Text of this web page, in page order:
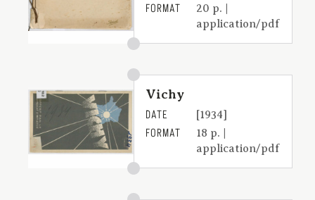
FORMAT
20 p. |
application/pdf
Vichy
DATE [1934]
FORMAT
18 p. |
application/pdf